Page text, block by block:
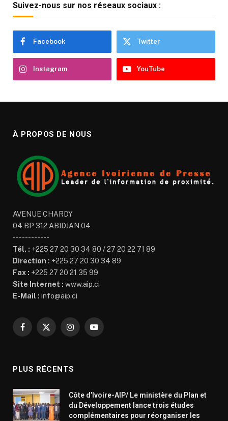
Suivez-nous sur nos réseaux sociaux :
Facebook Twitter
Instagram YouTube
À PROPOS DE NOUS
AVENUE CHARDY
04 BP 312 ABIDJAN 04
------------
Tél. : +225 27 20 30 34 80 / 27 20 22 71 89
Direction : +225 27 20 30 34 89
Fax : +225 27 20 21 35 99
Site Internet : www.aip.ci
E-Mail : info@aip.ci
Facebook
X
InstagramYouTube
PLUS RÉCENTS
Côte d’Ivoire-AIP/ Le ministère du Plan et
du Développement lance trois études
complémentaires pour réorganiser les